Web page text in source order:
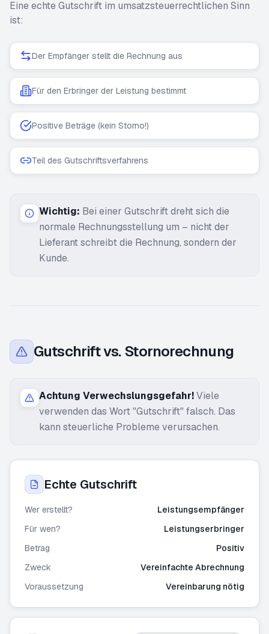
Eine echte Gutschrift im umsatzsteuerrechtlichen Sinn
ist:
Der Empfänger stellt die Rechnung aus
Für den Erbringer der Leistung bestimmt
Positive Beträge (kein Storno!)
Teil des Gutschriftsverfahrens
Wichtig: Bei einer Gutschrift dreht sich die
normale Rechnungsstellung um – nicht der
Lieferant schreibt die Rechnung, sondern der
Kunde.
Gutschrift vs. Stornorechnung
Achtung Verwechslungsgefahr!Viele
verwenden das Wort "Gutschrift" falsch. Das
kann steuerliche Probleme verursachen.
Echte Gutschrift
Wer erstellt?
Leistungsempfänger
Für wen?
Leistungserbringer
Betrag
Positiv
Zweck
Vereinfachte Abrechnung
Voraussetzung
Vereinbarung nötig